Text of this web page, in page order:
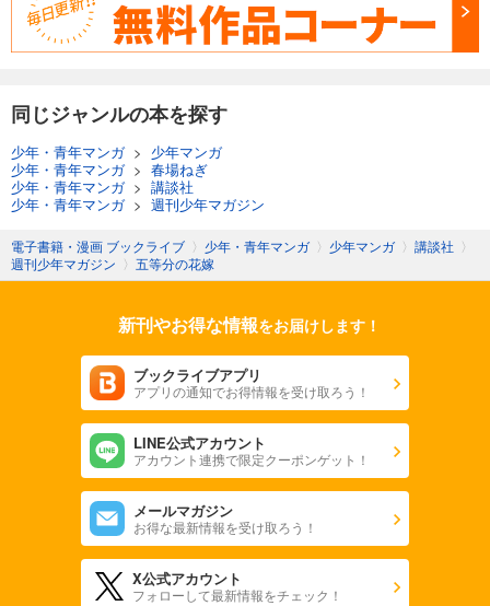
同じジャンルの本を探す
少年・青年マンガ> 少年マンガ
少年・青年マンガ> 春場ねぎ
少年・青年マンガ> 講談社
少年・青年マンガ> 週刊少年マガジン
電子書籍・漫画 ブックライブ 〉 少年・青年マンガ 〉 少年マンガ 〉 講談社 〉
週刊少年マガジン 〉 五等分の花嫁
新刊やお得な情報をお届けします！
ブックライブアプリ
アプリの通知でお得情報を受け取ろう！
LINE公式アカウント
アカウント連携で限定クーポンゲット！
メールマガジン
お得な最新情報を受け取ろう！
X公式アカウント
フォローして最新情報をチェック！